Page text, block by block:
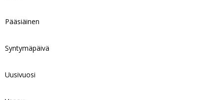
Pääsiäinen
Syntymäpäivä
Uusivuosi